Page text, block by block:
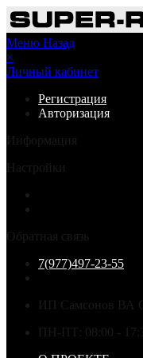
Меню Назад
×
Личный кабинет
Регистрация
Авторизация
Информация
Настройки
Обратная связь
7(977)497-23-55
ИП Самсонов ВА
ПН-ПТ: 08:00 -